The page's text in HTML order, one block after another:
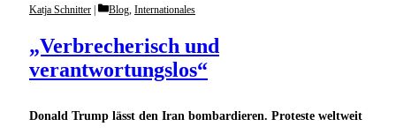
Donald Trump lässt den Iran bombardieren. Proteste weltweit
„Verbrecherisch und
verantwortungslos“
Katja Schnitter Categories
Blog Internationales